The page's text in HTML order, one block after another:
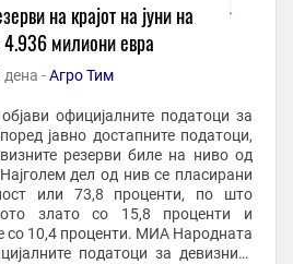
на крајот на јуни на
4.936 милиони евра
дена -Агро Тим
официјалните податоци за
јавно достапните податоци,
резерви биле на ниво од
дел од нив се пласирани
или 73,8 проценти, по што
злато со 15,8 проценти и
проценти. МИА Народната
податоци за девизните